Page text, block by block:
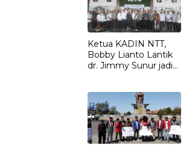
Ketua KADIN NTT,
Bobby Lianto Lantik
dr. Jimmy Sunur jadi